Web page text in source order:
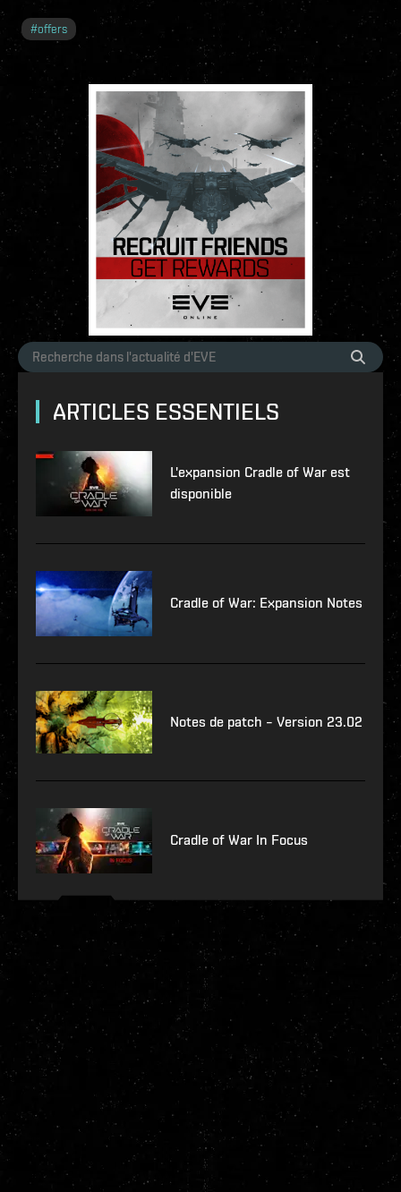
#offers
ARTICLES ESSENTIELS
L'expansion Cradle of War est
disponible
Cradle of War: Expansion Notes
Notes de patch – Version 23.02
Cradle of War In Focus